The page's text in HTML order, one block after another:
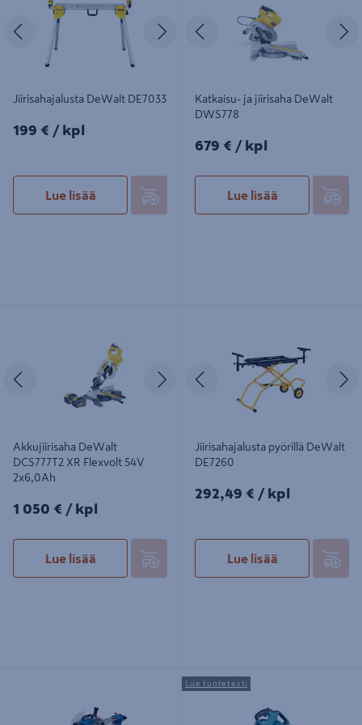
Edellinen Seuraava
Jiirisahajalusta DeWalt DE7033
199€/kpl
199 € / kpl
Lue lisää
Edellinen
Katkaisu- ja jiirisaha DeWalt
DWS778
679€/kpl
679 € / kpl
Lue lisää
Seuraava
Akkujiirisaha DeWalt
DCS777T2 XR Flexvolt 54V
2x6,0Ah
1050€/kpl
1 050 € / kpl
Lue lisää
Edellinen
Jiirisahajalusta pyörillä DeWalt
DE7260
292,49€/kpl
292,49 € / kpl
Lue lisää
Akkujiirisaha Makita LS002GZ01
XGT 40V runko
Lue tuotetesti